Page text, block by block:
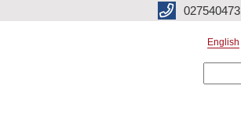
027540473
English